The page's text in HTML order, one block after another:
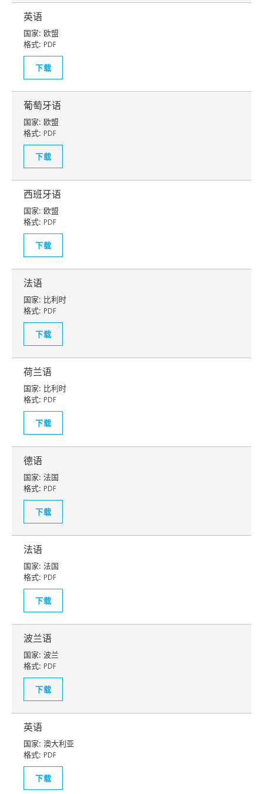
英语
国家: 欧盟
格式: PDF
下载
葡萄牙语
国家: 欧盟
格式: PDF
下载
西班牙语
国家: 欧盟
格式: PDF
下载
法语
国家: 比利时
格式: PDF
下载
荷兰语
国家: 比利时
格式: PDF
下载
德语
国家: 法国
格式: PDF
下载
法语
国家: 法国
格式: PDF
下载
波兰语
国家: 波兰
格式: PDF
下载
英语
国家: 澳大利亚
格式: PDF
下载